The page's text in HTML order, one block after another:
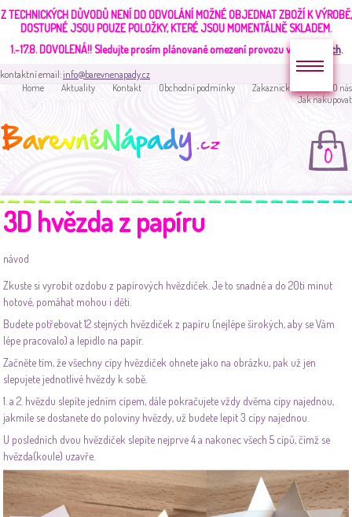
Z TECHNICKÝCH DŮVODŮ NENÍ DO ODVOLÁNÍ MOŽNÉ OBJEDNAT ZBOŽÍ K VÝROBĚ,
DOSTUPNÉ JSOU POUZE POLOŽKY, KTERÉ JSOU MOMENTÁLNĚ SKLADEM.
1.-17.8. DOVOLENÁ!!Sledujte prosím plánované omezení provozu v aktualitách.
kontaktní email:info@barevnenapady.cz
Home
Aktuality Kontakt Obchodní podmínky Zakaznická sekce
O nás
Jak nakupovat
0
3D hvězda z papíru
návod
Zkuste si vyrobit ozdobu z papírových hvězdiček. Je to snadné a do 20ti minut
hotové, pomáhat mohou i děti.
Budete potřebovat 12 stejných hvězdiček z papíru (nejlépe širokých, aby se Vám
lépe pracovalo) a lepidlo na papír.
Začněte tím, že všechny cípy hvězdiček ohnete jako na obrázku, pak už jen
slepujete jednotlivé hvězdy k sobě.
1. a 2. hvězdu slepíte jedním cípem, dále pokračujete vždy dvěma cípy najednou,
jakmile se dostanete do poloviny hvězdy, už budete lepit 3 cípy najednou.
U posledních dvou hvězdiček slepíte nejprve 4 a nakonec všech 5 cípů, čímž se
hvězda(koule) uzavře.